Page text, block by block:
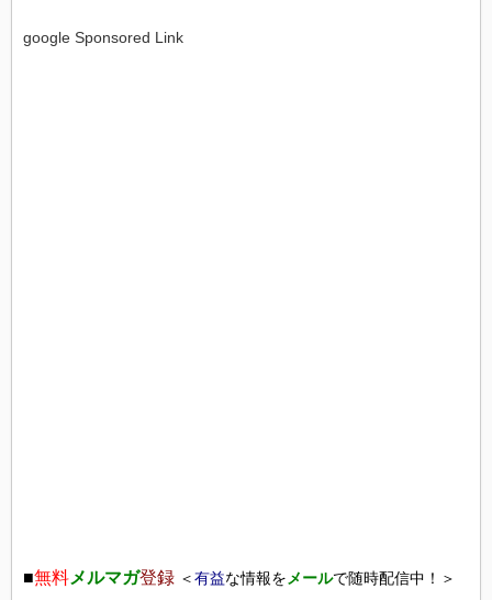
google Sponsored Link
■無料メルマガ登録 ＜有益な情報を メールで随時配信中！＞